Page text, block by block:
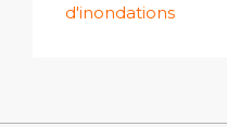
d'inondations